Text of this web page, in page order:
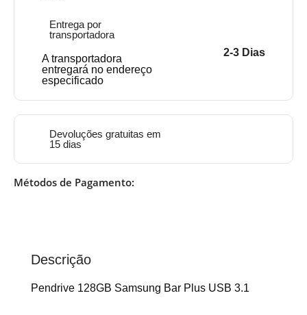
Entrega por
transportadora
A transportadora
entregará no endereço
especificado
2-3 Dias
Devoluções gratuitas em
15 dias
Métodos de Pagamento:
Descrição
Pendrive 128GB Samsung Bar Plus USB 3.1